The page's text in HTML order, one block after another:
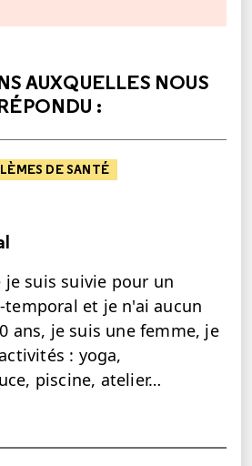
AUXQUELLES NOUS
:
DE SANTÉ
je suis suivie pour un
et je n'ai aucun
ans, je suis une femme, je
: yoga,
piscine, atelier…